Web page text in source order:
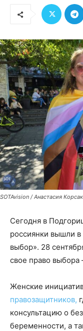
SOTAvision / Анастасия
Сегодня в
россиянки вышли
выбор». 28
свое право выбора
Женские
правозащитников,
консультацию о
беременности, а